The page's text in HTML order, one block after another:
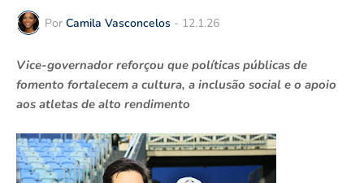
Por Camila Vasconcelos - 12.1.26
Vice-governador reforçou que políticas públicas de
fomento fortalecem a cultura, a inclusão social e o apoio
aos atletas de alto rendimento